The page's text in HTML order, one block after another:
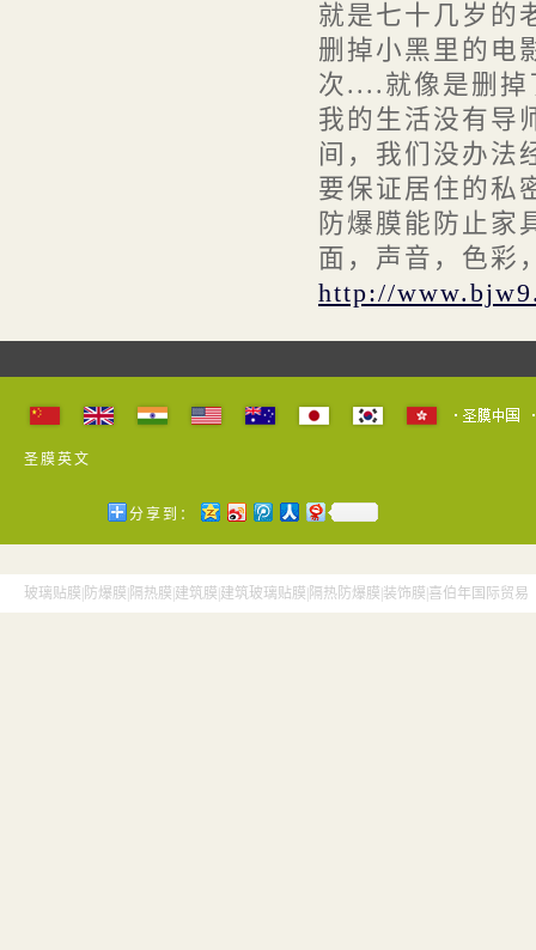
就是七十几岁的
删掉小黑里的电
次....就像是删
我的生活没有导
间，我们没办法
要保证居住的私
防爆膜能防止家
面，声音，色彩
http://
圣膜英文
分享到：
玻璃贴膜|防爆膜|隔热膜|建筑膜|建筑玻璃贴膜|隔热防爆膜|装饰膜|喜伯年国际贸